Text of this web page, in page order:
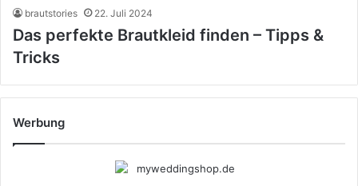
brautstories 22. Juli 2024
Das perfekte Brautkleid finden – Tipps &
Tricks
Werbung